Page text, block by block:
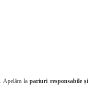
Apelăm lapariuri responsabile și